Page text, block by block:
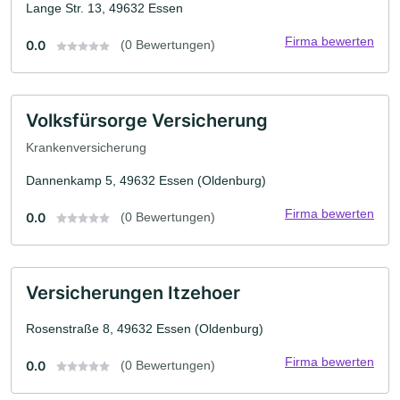
Lange Str. 13, 49632 Essen
0.0 (0 Bewertungen) Firma bewerten
Volksfürsorge Versicherung
Krankenversicherung
Dannenkamp 5, 49632 Essen (Oldenburg)
0.0 (0 Bewertungen) Firma bewerten
Versicherungen Itzehoer
Rosenstraße 8, 49632 Essen (Oldenburg)
0.0 (0 Bewertungen) Firma bewerten